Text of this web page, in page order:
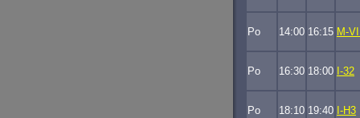
Po 14:00 16:15 M-
Po 16:30 18:00 I-32
Po 18:10 19:40 I-H3